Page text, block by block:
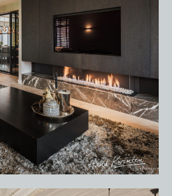
REGISTREREN